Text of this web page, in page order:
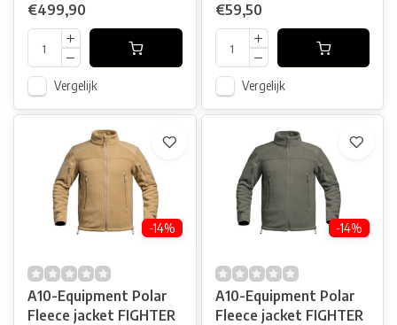
€499,90
Vergelijk
€59,50
Vergelijk
-14%
A10-Equipment Polar
Fleece jacket FIGHTER
-14%
A10-Equipment Polar
Fleece jacket FIGHTER